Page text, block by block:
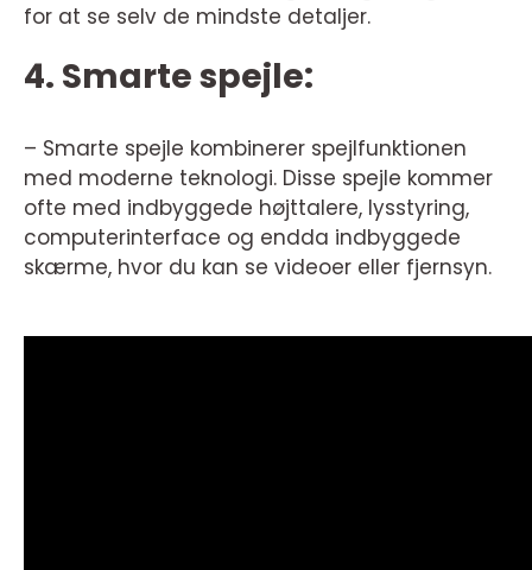
for at se selv de mindste detaljer.
4. Smarte spejle:
– Smarte spejle kombinerer spejlfunktionen
med moderne teknologi. Disse spejle kommer
ofte med indbyggede højttalere, lysstyring,
computerinterface og endda indbyggede
skærme, hvor du kan se videoer eller fjernsyn.